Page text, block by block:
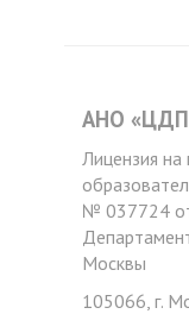
АНО
Лицензия на
№ 037724
Москвы
105066, г.